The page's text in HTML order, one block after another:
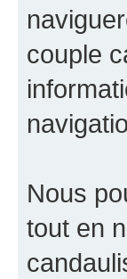
couple
Nous
tout en